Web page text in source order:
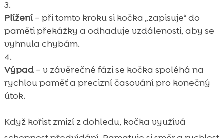
Plížení– při tomto kroku si kočka „zapisuje“ do
paměti překážky a odhaduje vzdálenosti, aby se
vyhnula chybám.
Výpad– v závěrečné fázi se kočka spoléhá na
rychlou paměť a precizní časování pro konečný
útok.
Když kořist zmizí z dohledu, kočka využívá